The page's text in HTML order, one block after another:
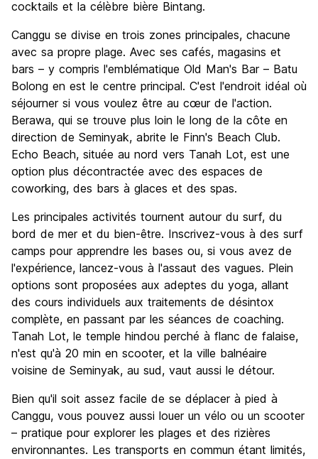
cocktails et la célèbre bière Bintang.
Canggu se divise en trois zones principales, chacune
avec sa propre plage. Avec ses cafés, magasins et
bars – y compris l'emblématique Old Man's Bar – Batu
Bolong en est le centre principal. C'est l'endroit idéal où
séjourner si vous voulez être au cœur de l'action.
Berawa, qui se trouve plus loin le long de la côte en
direction de Seminyak, abrite le Finn's Beach Club.
Echo Beach, située au nord vers Tanah Lot, est une
option plus décontractée avec des espaces de
coworking, des bars à glaces et des spas.
Les principales activités tournent autour du surf, du
bord de mer et du bien-être. Inscrivez-vous à des surf
camps pour apprendre les bases ou, si vous avez de
l'expérience, lancez-vous à l'assaut des vagues. Plein
options sont proposées aux adeptes du yoga, allant
des cours individuels aux traitements de désintox
complète, en passant par les séances de coaching.
Tanah Lot, le temple hindou perché à flanc de falaise,
n'est qu'à 20 min en scooter, et la ville balnéaire
voisine de Seminyak, au sud, vaut aussi le détour.
Bien qu'il soit assez facile de se déplacer à pied à
Canggu, vous pouvez aussi louer un vélo ou un scooter
– pratique pour explorer les plages et des rizières
environnantes. Les transports en commun étant limités,